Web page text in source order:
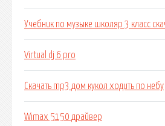
Учебник по музыке школяр 3 класс
Virtual dj 6 pro
Скачать mp3 дом кукол ходить по небу
Wimax 5150 драйвер